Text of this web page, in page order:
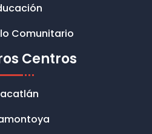
Comunitario
Centros